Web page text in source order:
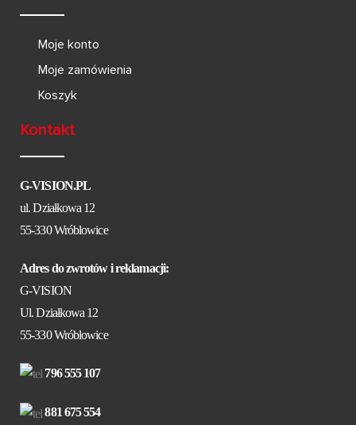
Moje konto
Moje zamówienia
Koszyk
Kontakt
G-VISION.PL
ul. Działkowa 12
55-330 Wróblowice
Adres do zwrotów i reklamacji:
G-VISION
Ul. Działkowa 12
55-330 Wróblowice
796 555 107
881 675 554